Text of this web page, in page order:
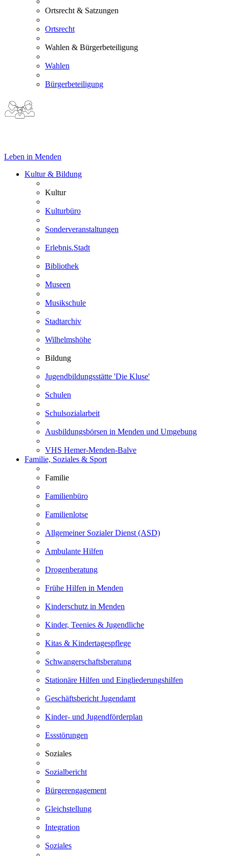
Ortsrecht & Satzungen
Ortsrecht
Wahlen & Bürgerbeteiligung
Wahlen
Bürgerbeteiligung
Leben in Menden
Kultur & Bildung
Kultur
Kulturbüro
Sonderveranstaltungen
Erlebnis.Stadt
Bibliothek
Museen
Musikschule
Stadtarchiv
Wilhelmshöhe
Bildung
Jugendbildungsstätte 'Die Kluse'
Schulen
Schulsozialarbeit
Ausbildungsbörsen in Menden und Umgebung
VHS Hemer-Menden-Balve
Familie, Soziales & Sport
Familie
Familienbüro
Familienlotse
Allgemeiner Sozialer Dienst (ASD)
Ambulante Hilfen
Drogenberatung
Frühe Hilfen in Menden
Kinderschutz in Menden
Kinder, Teenies & Jugendliche
Kitas & Kindertagespflege
Schwangerschaftsberatung
Stationäre Hilfen und Eingliederungshilfen
Geschäftsbericht Jugendamt
Kinder- und Jugendförderplan
Essstörungen
Soziales
Sozialbericht
Bürgerengagement
Gleichstellung
Integration
Soziales